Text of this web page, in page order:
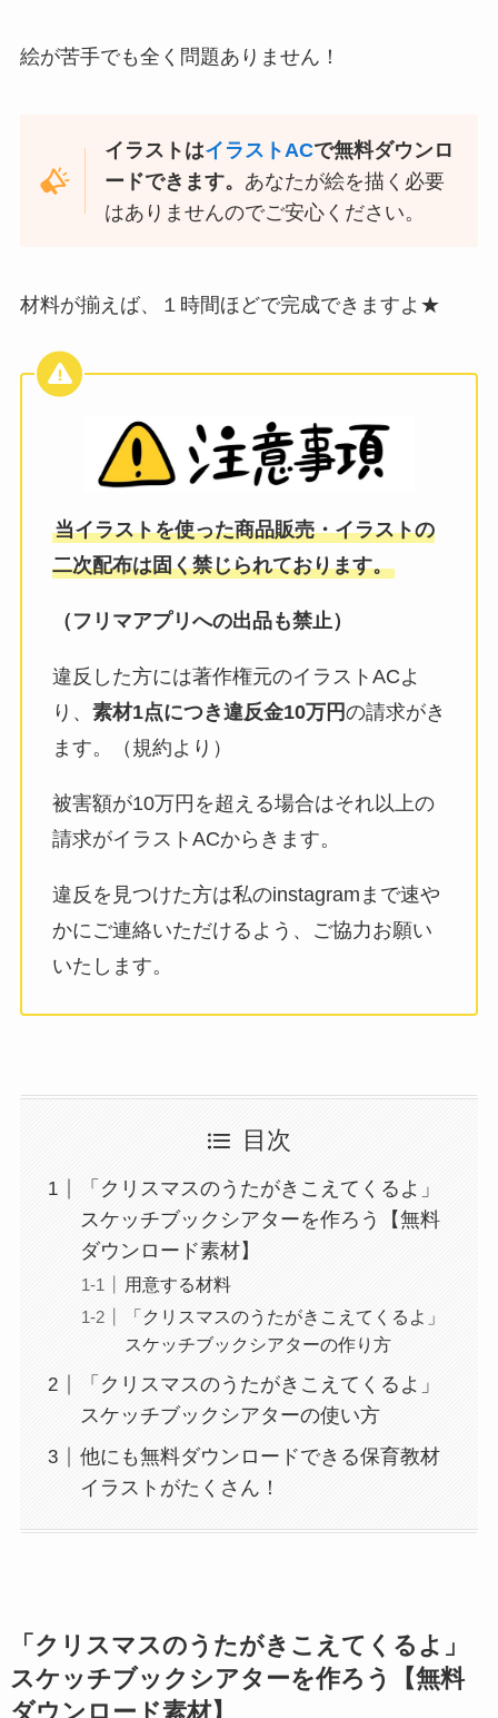
絵が苦手でも全く問題ありません！
イラストはイラストACで無料ダウンロ
ードできます。 あなたが絵を描く必要
はありませんのでご安心ください。
材料が揃えば、１時間ほどで完成できますよ★
当イラストを使った商品販売・イラストの
二次配布は固く禁じられております。
（フリマアプリへの出品も禁止）
違反した方には著作権元のイラストACよ
り、 素材1点につき違反金10万円の請求がき
ます。（規約より）
被害額が10万円を超える場合はそれ以上の
請求がイラストACからきます。
違反を見つけた方は私のinstagramまで速や
かにご連絡いただけるよう、ご協力お願い
いたします。
目次
「クリスマスのうたがきこえてくるよ」
スケッチブックシアターを作ろう【無料
ダウンロード素材】
用意する材料
「クリスマスのうたがきこえてくるよ」
スケッチブックシアターの作り方
「クリスマスのうたがきこえてくるよ」
スケッチブックシアターの使い方
他にも無料ダウンロードできる保育教材
イラストがたくさん！
「クリスマスのうたがきこえてくるよ」
スケッチブックシアターを作ろう【無料
ダウンロード素材】